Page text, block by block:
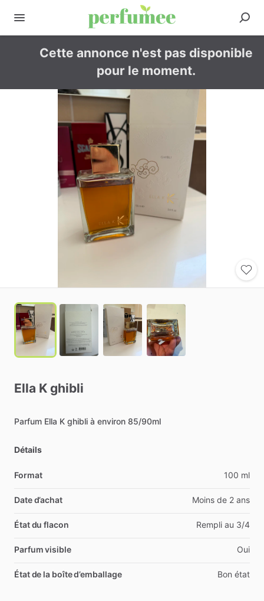
Cette annonce n'est pas disponible
pour le moment.
Ella K ghibli
Parfum Ella K ghibli à environ 85​/​90ml
Détails
Format 100 ml
Date d’achat Moins de 2 ans
État du flacon Rempli au 3/4
Parfum visible Oui
État de la boîte d’emballage Bon état